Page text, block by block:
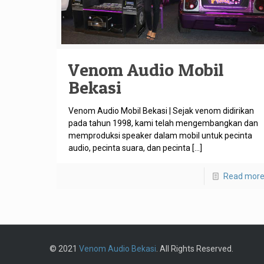
Venom Audio Mobil
Bekasi
Venom Audio Mobil Bekasi | Sejak venom didirikan
pada tahun 1998, kami telah mengembangkan dan
memproduksi speaker dalam mobil untuk pecinta
audio, pecinta suara, dan pecinta[…]
Read
© 2021 Venom Audio Bekasi. All Rights Reserved.